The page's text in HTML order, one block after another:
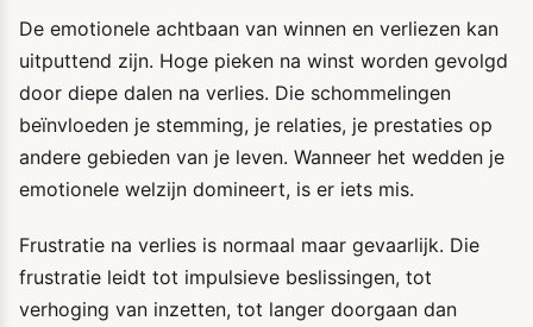
De emotionele achtbaan van winnen en verliezen kan
uitputtend zijn. Hoge pieken na winst worden gevolgd
door diepe dalen na verlies. Die schommelingen
beïnvloeden je stemming, je relaties, je prestaties op
andere gebieden van je leven. Wanneer het wedden je
emotionele welzijn domineert, is er iets mis.
Frustratie na verlies is normaal maar gevaarlijk. Die
frustratie leidt tot impulsieve beslissingen, tot
verhoging van inzetten, tot langer doorgaan dan